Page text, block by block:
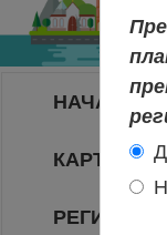
НАЧАЛО
КАРТА НА
РЕГИОНИ